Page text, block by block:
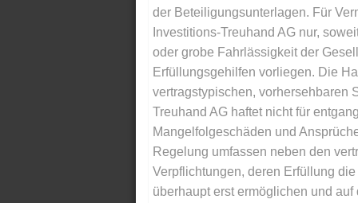
der Beteiligungsunterlagen. Für
Investitions-Treuhand AG nur,
oder grobe Fahrlässigkeit der
Erfüllungsgehilfen vorliegen. Die
vertragstypischen, vorhersehbaren
Treuhand AG haftet nicht für
Mangelfolgeschäden und
Regelung umfassen neben den
Verpflichtungen, deren Erfüllung
überhaupt erst ermöglichen und